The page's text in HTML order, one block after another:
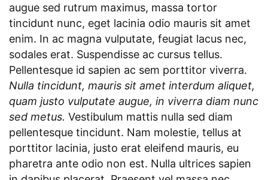
augue sed rutrum maximus, massa tortor
tincidunt nunc, eget lacinia odio mauris sit amet
enim. In ac magna vulputate, feugiat lacus nec,
sodales erat. Suspendisse ac cursus tellus.
Pellentesque id sapien ac sem porttitor viverra.
Nulla tincidunt, mauris sit amet interdum aliquet,
quam justo vulputate augue, in viverra diam nunc
sed metus. Vestibulum mattis nulla sed diam
pellentesque tincidunt. Nam molestie, tellus at
porttitor lacinia, justo erat eleifend mauris, eu
pharetra ante odio non est. Nulla ultrices sapien